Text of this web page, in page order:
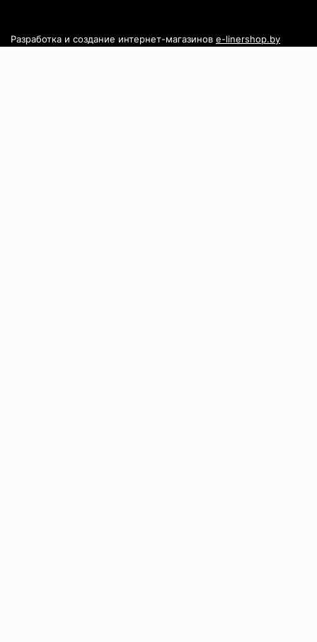
Разработка и создание интернет-магазинов e-linershop.by